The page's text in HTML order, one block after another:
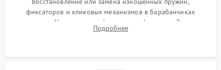
фиксаторов и кликовых механизмов в барабанчиках
поправок. Устранение люфтов в трансфокаторе. Замена
поврежденных линз, разбитой сетки или восстановление
Подробнее